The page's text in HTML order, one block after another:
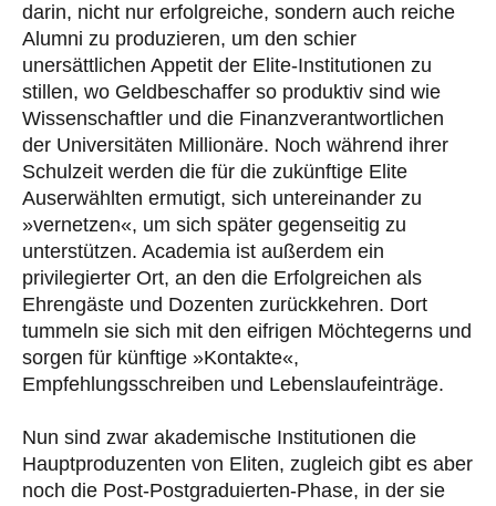
darin, nicht nur erfolgreiche, sondern auch reiche
Alumni zu produzieren, um den schier
unersättlichen Appetit der Elite-Institutionen zu
stillen, wo Geldbeschaffer so produktiv sind wie
Wissenschaftler und die Finanzverantwortlichen
der Universitäten Millionäre. Noch während ihrer
Schulzeit werden die für die zukünftige Elite
Auserwählten ermutigt, sich untereinander zu
»vernetzen«, um sich später gegenseitig zu
unterstützen. Academia ist außerdem ein
privilegierter Ort, an den die Erfolgreichen als
Ehrengäste und Dozenten zurückkehren. Dort
tummeln sie sich mit den eifrigen Möchtegerns und
sorgen für künftige »Kontakte«,
Empfehlungsschreiben und Lebenslaufeinträge.
Nun sind zwar akademische Institutionen die
Hauptproduzenten von Eliten, zugleich gibt es aber
noch die Post-Postgraduierten-Phase, in der sie